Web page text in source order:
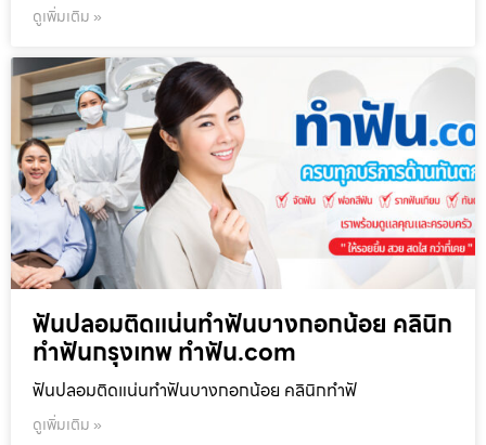
ดูเพิ่มเติม »
ฟันปลอมติดแน่นทำฟันบางกอกน้อย คลินิก
ทำฟันกรุงเทพ ทำฟัน.com
ฟันปลอมติดแน่นทำฟันบางกอกน้อย คลินิกทำฟั
ดูเพิ่มเติม »